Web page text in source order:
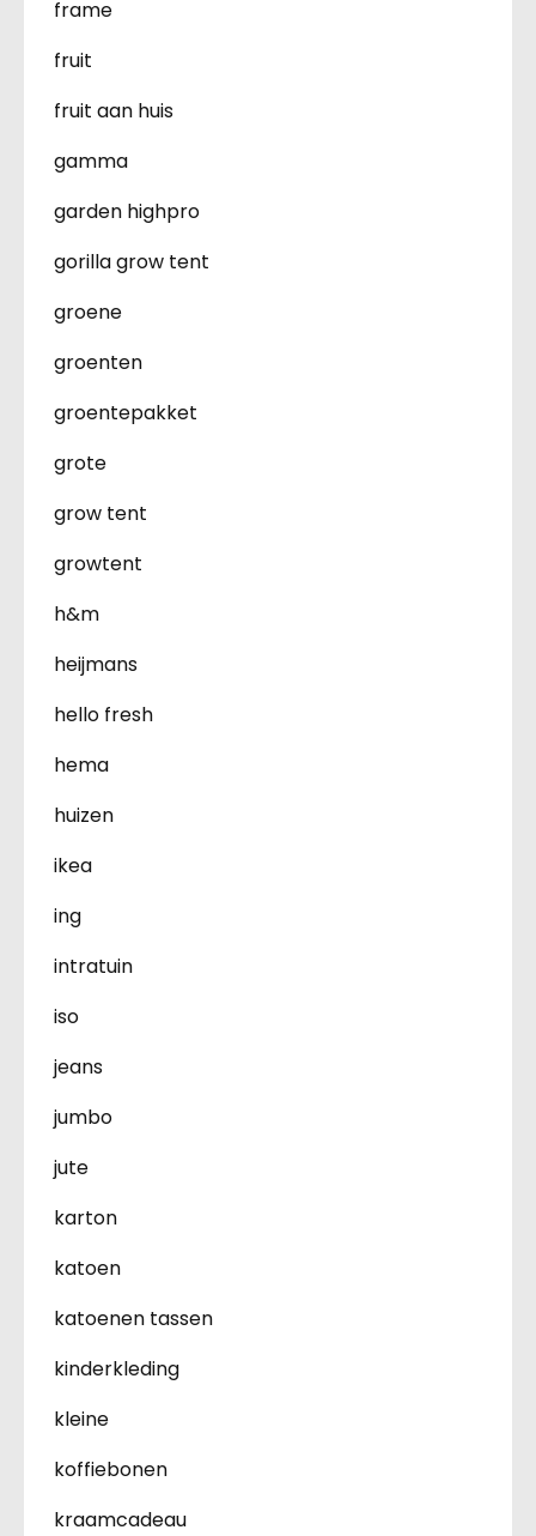
frame
fruit
fruit aan huis
gamma
garden highpro
gorilla grow tent
groene
groenten
groentepakket
grote
grow tent
growtent
h&m
heijmans
hello fresh
hema
huizen
ikea
ing
intratuin
iso
jeans
jumbo
jute
karton
katoen
katoenen tassen
kinderkleding
kleine
koffiebonen
kraamcadeau